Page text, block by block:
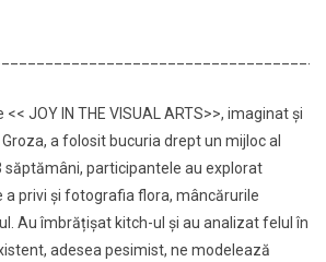
JOY IN THE VISUAL ARTS>>, imaginat și
a folosit bucuria drept un mijloc al
săptămâni, participantele au explorat
privi și fotografia flora, mâncărurile
Au îmbrățișat kitch-ul și au analizat felul în
adesea pesimist, ne modelează